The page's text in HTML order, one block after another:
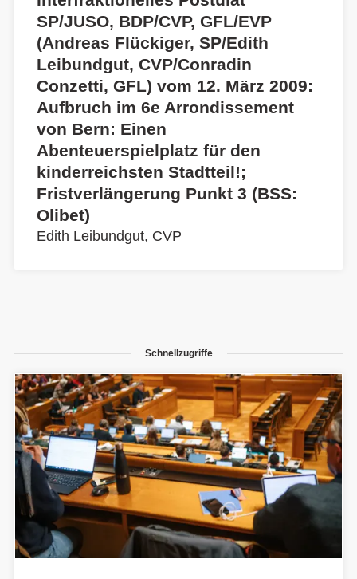
SP/JUSO, BDP/CVP, GFL/EVP
(Andreas Flückiger, SP/Edith
Leibundgut, CVP/Conradin
Conzetti, GFL) vom 12. März 2009:
Aufbruch im 6e Arrondissement
von Bern: Einen
Abenteuerspielplatz für den
kinderreichsten Stadtteil!;
Fristverlängerung Punkt 3 (BSS:
Olibet)
Edith Leibundgut, CVP
Schnellzugriffe